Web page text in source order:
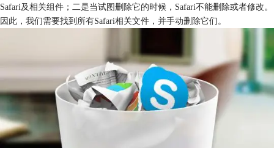
Safari及相关组件；二是当试图删除它的时候，Safari不能删除或者修改。
因此，我们需要找到所有Safari相关文件，并手动删除它们。